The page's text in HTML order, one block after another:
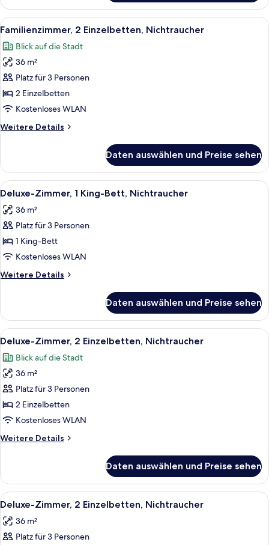
2 Einzelbetten,
Nichtraucher
Alle
Fotos
für
Familienzimmer,
2 Einzelbetten,
Nichtraucher
anzeigen
Ein Hotelzimmer mit zwei Betten,
5
Familienzimmer, 2 Einzelbetten, Nichtraucher
Blick auf die Stadt
36 m²
Platz für 3 Personen
2 Einzelbetten
Kostenloses WLAN
Weitere Details
Weitere
2 Einzelbetten,
Nichtraucher
Daten auswählen und Preise sehen
Alle
Fotos
für
Deluxe-
Zimmer,
1 King-
Bett,
Nichtraucher
Ein Hotelzimmer mit einem großen
3
Deluxe-Zimmer, 1 King-Bett, Nichtraucher
36 m²
Platz für 3 Personen
1 King-Bett
Kostenloses WLAN
Weitere Details
Weitere
Zimmer,
1 King-
Bett,
Daten auswählen und Preise sehen
Alle
Fotos
für
Deluxe-
Zimmer,
2 Einzelbetten,
Nichtraucher
Ein Hotelzimmer mit zwei Betten,
5
Deluxe-Zimmer, 2 Einzelbetten, Nichtraucher
Blick auf die Stadt
36 m²
Platz für 3 Personen
2 Einzelbetten
Kostenloses WLAN
Weitere Details
Weitere
Zimmer,
2 Einzelbetten,
Nichtraucher
Daten auswählen und Preise sehen
Alle
Fotos
für
Deluxe-
Deluxe-Zimmer, 2 Einzelbetten,
4
Deluxe-Zimmer, 2 Einzelbetten, Nichtraucher
36 m²
Platz für 3 Personen